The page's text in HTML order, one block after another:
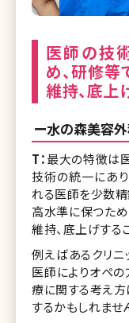
医師の技
め、研修等
維持、底上
ー水の森美容外
T：最大の特徴は
技術の統一にあ
れる医師を少数
高水準に保つた
維持、底上げする
例えばあるクリニ
医師によりオペ
療に関する考え
するかもしれませ